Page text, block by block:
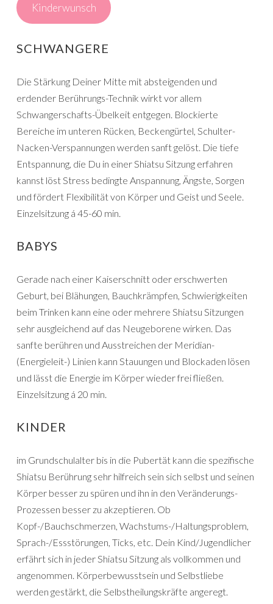
Kinderwunsch
SCHWANGERE
Die Stärkung Deiner Mitte mit absteigenden und
erdender Berührungs-Technik wirkt vor allem
Schwangerschafts-Übelkeit entgegen. Blockierte
Bereiche im unteren Rücken, Beckengürtel, Schulter-
Nacken-Verspannungen werden sanft gelöst. Die tiefe
Entspannung, die Du in einer Shiatsu Sitzung erfahren
kannst löst Stress bedingte Anspannung, Ängste, Sorgen
und fördert Flexibilität von Körper und Geist und Seele.
Einzelsitzung á 45-60 min.
BABYS
Gerade nach einer Kaiserschnitt oder erschwerten
Geburt, bei Blähungen, Bauchkrämpfen, Schwierigkeiten
beim Trinken kann eine oder mehrere Shiatsu Sitzungen
sehr ausgleichend auf das Neugeborene wirken. Das
sanfte berühren und Ausstreichen der Meridian-
(Energieleit-) Linien kann Stauungen und Blockaden lösen
und lässt die Energie im Körper wieder frei fließen.
Einzelsitzung á 20 min.
KINDER
im Grundschulalter bis in die Pubertät kann die spezifische
Shiatsu Berührung sehr hilfreich sein sich selbst und seinen
Körper besser zu spüren und ihn in den Veränderungs-
Prozessen besser zu akzeptieren. Ob
Kopf-/Bauchschmerzen, Wachstums-/Haltungsproblem,
Sprach-/Essstörungen, Ticks, etc. Dein Kind/Jugendlicher
erfährt sich in jeder Shiatsu Sitzung als vollkommen und
angenommen. Körperbewusstsein und Selbstliebe
werden gestärkt, die Selbstheilungskräfte angeregt.